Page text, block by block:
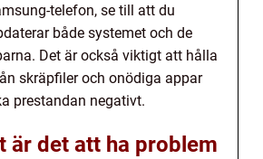
telefon, se till att du
både systemet och de
Det är också viktigt att hålla
skräpfiler och onödiga appar
prestandan negativt.
är det att ha problem